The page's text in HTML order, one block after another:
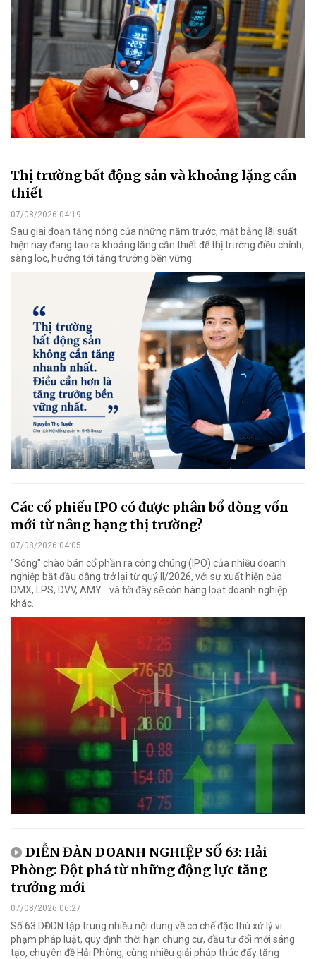
Thị trường bất động sản và khoảng lặng cần
thiết
07/08/2026 04:19
Sau giai đoạn tăng nóng của những năm trước, mặt bằng lãi suất
hiện nay đang tạo ra khoảng lặng cần thiết để thị trường điều chỉnh,
sàng lọc, hướng tới tăng trưởng bền vững.
Các cổ phiếu IPO có được phân bổ dòng vốn
mới từ nâng hạng thị trường?
07/08/2026 04:05
"Sóng" chào bán cổ phần ra công chúng (IPO) của nhiều doanh
nghiệp bắt đầu dâng trở lại từ quý II/2026, với sự xuất hiện của
DMX, LPS, DVV, AMY... và tới đây sẽ còn hàng loạt doanh nghiệp
khác.
DIỄN ĐÀN DOANH NGHIỆP SỐ 63: Hải
Phòng: Đột phá từ những động lực tăng
trưởng mới
07/08/2026 06:27
Số 63 DĐDN tập trung nhiều nội dung về cơ chế đặc thù xử lý vi
phạm pháp luật, quy định thời hạn chung cư, đầu tư đổi mới sáng
tạo, chuyên đề Hải Phòng, cùng nhiều giải pháp thúc đẩy tăng